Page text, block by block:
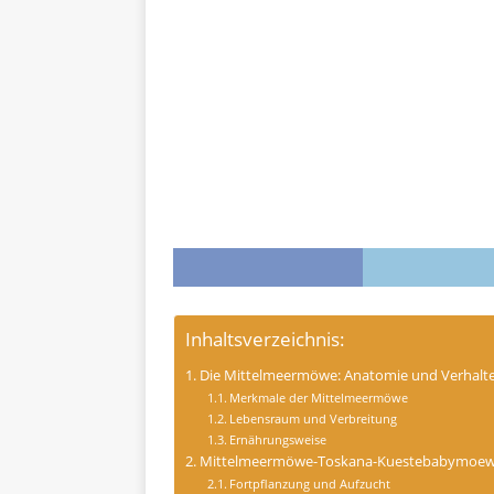
Inhaltsverzeichnis:
Die Mittelmeermöwe: Anatomie und
Merkmale der Mittelmeermöwe
Lebensraum und Verbreitung
Ernährungsweise
Mittelmeermöwe-Toskana-
Fortpflanzung und Aufzucht